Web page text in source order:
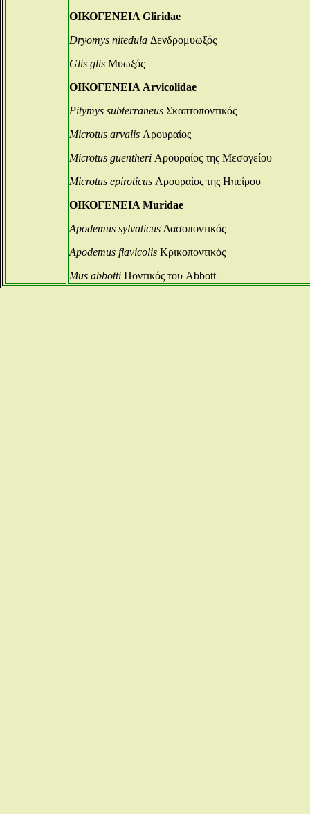
ΟΙΚΟΓΕΝΕΙΑ Gliridae
Dryomys nitedula Δενδρομυωξός
Glis glis Μυωξός
ΟΙΚΟΓΕΝΕΙΑ Arvicolidae
Pitymys subterraneus Σκαπτοποντικός
Microtus arvalis Αρουραίος
Microtus guentheri Αρουραίος της Μεσογείου
Microtus epiroticus Αρουραίος της Ηπείρου
ΟΙΚΟΓΕΝΕΙΑ Muridae
Apodemus sylvaticus Δασοποντικός
Apodemus flavicolis Κρικοποντικός
Mus abbotti Ποντικός του Abbott